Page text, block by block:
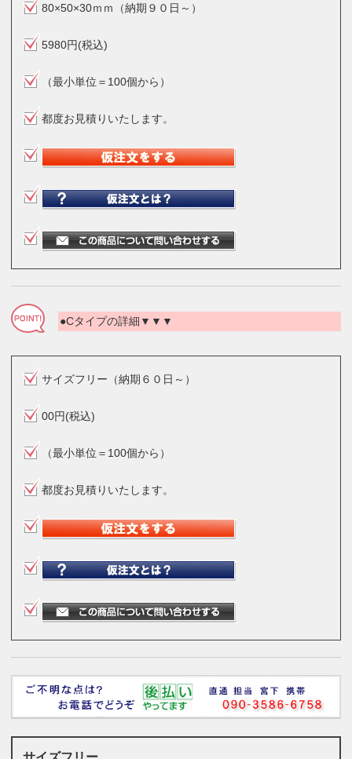
80×50×30ｍｍ（納期９０日～）
5980円(税込)
（最小単位＝100個から）
都度お見積りいたします。
●Cタイプの詳細▼▼▼
サイズフリー（納期６０日～）
00円(税込)
（最小単位＝100個から）
都度お見積りいたします。